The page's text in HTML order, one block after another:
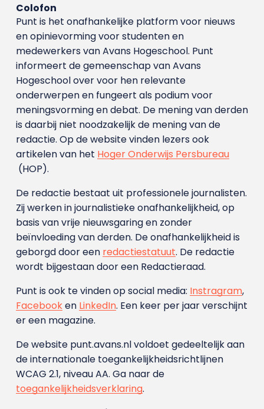
Colofon
Punt is het onafhankelijke platform voor nieuws
en opinievorming voor studenten en
medewerkers van Avans Hoge­school. Punt
informeert de gemeenschap van Avans
Hogeschool over voor hen relevante
onderwerpen en fungeert als podium voor
meningsvorming en debat. De mening van derden
is daarbij niet noodzakelijk de mening van de
redactie. Op de website vinden lezers ook
artikelen van het Hoger Onderwijs Persbureau
(HOP).
De redactie bestaat uit professionele journalisten.
Zij werken in journalistieke onafhankelijkheid, op
basis van vrije nieuwsgaring en zonder
beïnvloeding van derden. De onafhankelijkheid is
geborgd door een redactiestatuut. De redactie
wordt bijgestaan door een Redactieraad.
Punt is ook te vinden op social media: Instragram,
Facebooken LinkedIn. Een keer per jaar verschijnt
er een magazine.
De website punt.avans.nl voldoet gedeeltelijk aan
de internationale toegankelijkheidsrichtlijnen
WCAG 2.1, niveau AA. Ga naar de
toegankelijkheidsverklaring.